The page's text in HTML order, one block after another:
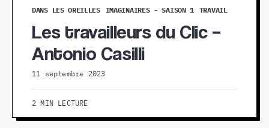
DANS LES OREILLES IMAGINAIRES - SAISON 1 TRAVAIL
Les travailleurs du Clic –
Antonio Casilli
11 septembre 2023
2 MIN LECTURE